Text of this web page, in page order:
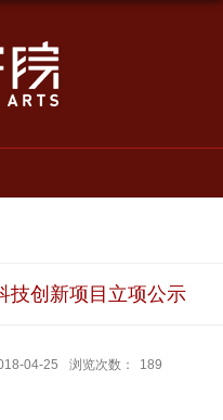
技创新项目立项公示
04-25 浏览次数： 189